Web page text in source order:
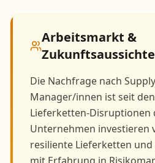
Arbeitsmarkt &
Die Nachfrage nach
Manager/innen ist seit
Lieferketten-Disruptionen
Unternehmen investieren
resiliente Lieferketten